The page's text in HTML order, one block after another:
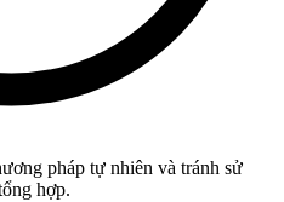
pháp tự nhiên và tránh sử
hợp.